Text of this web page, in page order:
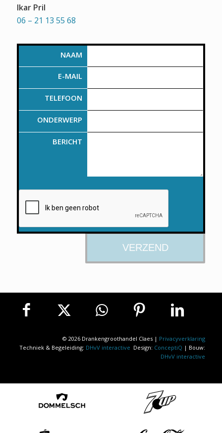
Ikar Pril
06 – 21 13 55 68
NAAM
E-MAIL
TELEFOON
ONDERWERP
BERICHT
© 2026 Drankengroothandel Claes | Privacyverklaring
Techniek & Begeleiding: DHvV interactive Design: ConceptiQ | Bouw:
DHvV interactive